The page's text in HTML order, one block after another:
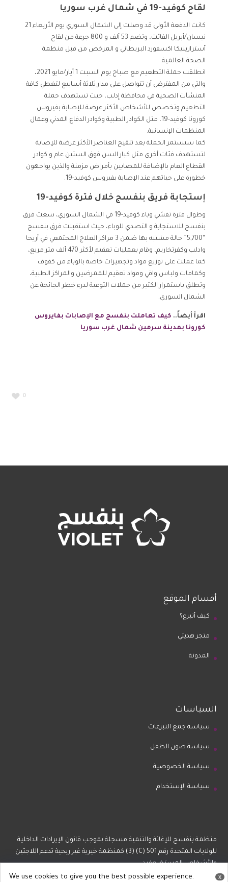
لقاح كوفيد-19 في شمال غرب سوريا
كانت الدفعة الأولى قد وصلت إلى الشمال السوري يوم الأربعاء 21
نيسان/أبريل الفائت، وتضم 53 ألف و 800 جرعة من لقاح
أسترازينيكا اكسفورد البريطاني و المرخص من قبل منظمة
الصحة العالمية.
انطلقت حملة التطعيم مع صباح يوم السبت 1 أيار/مايو 2021،
والتي من المفترض أن تتواصل على مدار ثلاثة أسابيع لتغطي كافة
المنشآت الصحية في محافظة إدلب، حيث تستهدف حملة
التطعيم وتخصص للأشخاص الأكثر عرضة للإصابة بفيروس
كورونا كوفيد-19، مثل الكوادر الطبية وكوادر الدفاع المدني وعمال
المنظمات الإنسانية.
كما ستستمر الحملة بعد تلقيح العناصر الأكثر عرضة للإصابة
لتستهدف فئات أخرى مثل كبار السن فوق الستين عام و كوادر
القطاع العام بالإضافة للمصابين بأمراض مزمنة والذين يواجهون
خطورة على حياتهم عند الإصابة بفيروس كوفيد-19.
إستجابة فريق بنفسج خلال فترة كوفيد-19
وطوال فترة تفشي وباء كوفيد-19 في الشمال السوري، سعت فرق
بنفسج للاستجابة و التصدي للوباء، حيث استقبلت فرق بنفسج
“5,700” حالة مشتبه بها ضمن 3 مراكز العلاج المجتمعي في أريحا
وادلب وكفرتخاريم، وقام بعمليات تعقيم لأكثر 470 ألف متر مربع،
كما عملت على توزيع مواد وتجهيزات خاصة بالوباء من كفوف
وكمامات ولباس واقي ومواد تعقيم للممرضين والمراكز الطبية،
وتطلق باستمرار الكثير من حملات التوعية لدرء خطر الجائحة عن
الشمال السوري.
اقرأ أيضاً.. كيف تعاملت بنفسج مع الإصابات بفايروس
كورونا بمدينة سرمين شمال غرب سوريا
0
أقسام الموقع
كيف أتبرع؟
متجر هديتي
المدونة
السياسات
سياسة جمع التبرعات
سياسة صون الطفل
سياسة الخصوصية
سياسة الإستخدام
منظمة بنفسج للإغاثة والتنمية مسجلة بموجب قانون الإيرادات الداخلية
للولايات المتحدة رقم 501 (C) (3) كمنظمة خيرية غير ربحية تدعم اللاجئين
والأشخاص المستضعفين.
x
We use cookies to give you the best possible experience.